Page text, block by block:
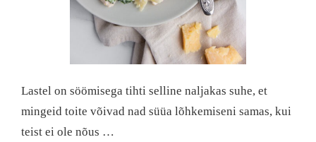
Lastel on söömisega tihti selline naljakas suhe, et
mingeid toite võivad nad süüa lõhkemiseni samas, kui
teist ei ole nõus …